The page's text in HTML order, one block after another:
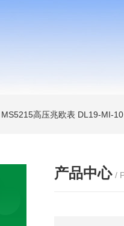
MS5215高压兆欧表 DL19-MI-
产品中心 /